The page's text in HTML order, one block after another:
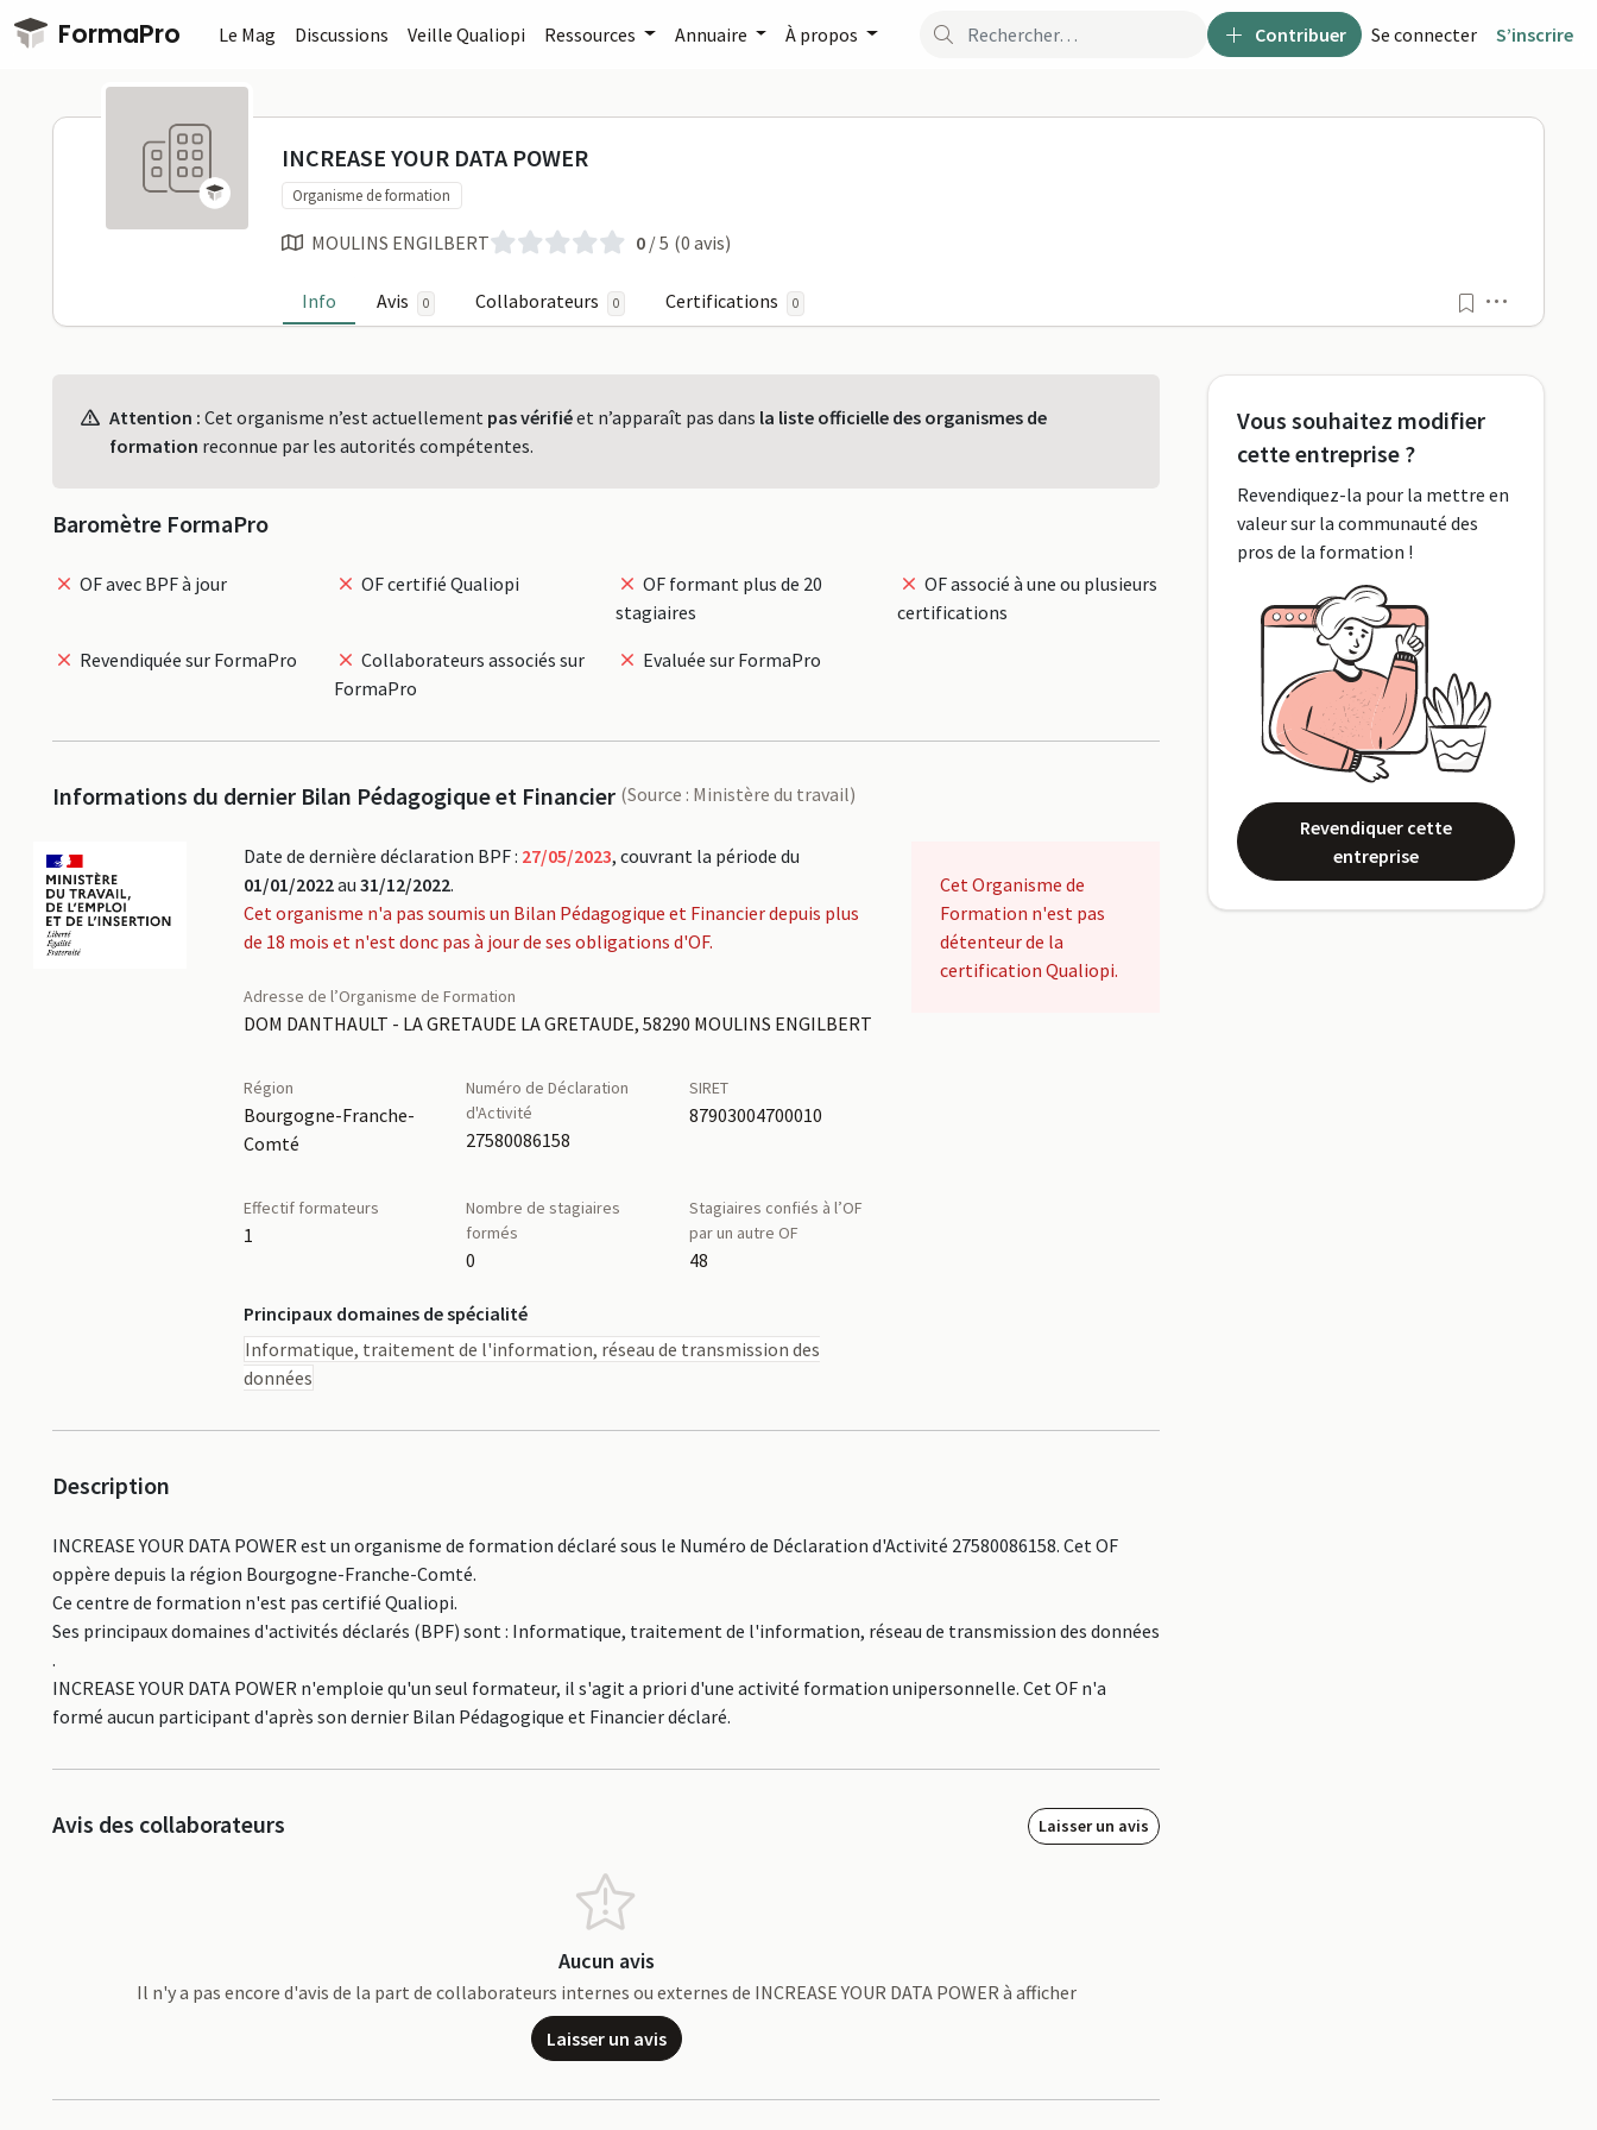
Passer au contenu principal
FormaPro Contribuer Se connecter S’inscrire
Le Mag Discussions Veille Qualiopi Ressources Annuaire À propos
INCREASE YOUR DATA POWER sur FormaPro
INCREASE YOUR DATA POWER
Organisme de formation
MOULINS ENGILBERT 0 / 5 (0 avis)
Info Avis 0 Collaborateurs 0 Certifications 0
ProfilAttention : Cet organisme n’est actuellement pas vérifiéet n’apparaît pas dans la liste officielle des organismes de
formation reconnue par les autorités compétentes.
Baromètre FormaPro
OF avec BPF à jour OF certifié Qualiopi
OF formant plus de 20
stagiaires
OF associé à une ou plusieurs
certifications
Revendiquée sur FormaPro
Collaborateurs associés sur
FormaPro
Evaluée sur FormaPro
Informations du dernier Bilan Pédagogique et Financier (Source : Ministère du travail)
Date de dernière déclaration BPF : 27/05/2023, couvrant la période du
01/01/2022au 31/12/2022.
Cet organisme n'a pas soumis un Bilan Pédagogique et Financier depuis plus
de 18 mois et n'est donc pas à jour de ses obligations d'OF.
Adresse de l’Organisme de Formation
DOM DANTHAULT - LA GRETAUDE LA GRETAUDE, 58290 MOULINS ENGILBERT
Région
Bourgogne-Franche-
Comté
Numéro de Déclaration
d'Activité
27580086158
SIRET
87903004700010
Effectif formateurs
1
Nombre de stagiaires
formés
0
Stagiaires confiés à l’OF
par un autre OF
48
Principaux domaines de spécialité
Informatique, traitement de l'information, réseau de transmission des
données
Cet Organisme de
Formation n'est pas
détenteur de la
certification Qualiopi.
Description
INCREASE YOUR DATA POWER est un organisme de formation déclaré sous le Numéro de Déclaration d'Activité 27580086158. Cet OF
oppère depuis la région Bourgogne-Franche-Comté.
Ce centre de formation n'est pas certifié Qualiopi.
Ses principaux domaines d'activités déclarés (BPF) sont : Informatique, traitement de l'information, réseau de transmission des données
.
INCREASE YOUR DATA POWER n'emploie qu'un seul formateur, il s'agit a priori d'une activité formation unipersonnelle. Cet OF n'a
formé aucun participant d'après son dernier Bilan Pédagogique et Financier déclaré.
Avis des collaborateurs Laisser un avis
Aucun avis
Il n'y a pas encore d'avis de la part de collaborateurs internes ou externes de INCREASE YOUR DATA POWER à afficher
Laisser un avis
Vous souhaitez modifier
cette entreprise ?
Revendiquez-la pour la mettre en
valeur sur la communauté des
pros de la formation !
Revendiquer cette
entreprise